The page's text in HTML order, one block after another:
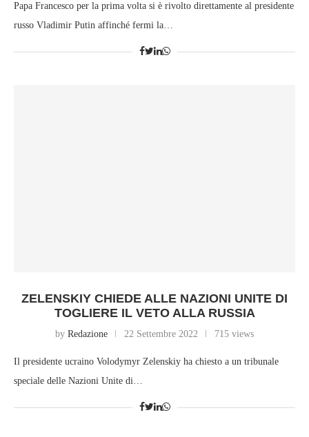
Papa Francesco per la prima volta si è rivolto direttamente al presidente
russo Vladimir Putin affinché fermi la…
ZELENSKIY CHIEDE ALLE NAZIONI UNITE DI
TOGLIERE IL VETO ALLA RUSSIA
by Redazione 22 Settembre 2022 715 views
Il presidente ucraino Volodymyr Zelenskiy ha chiesto a un tribunale
speciale delle Nazioni Unite di…